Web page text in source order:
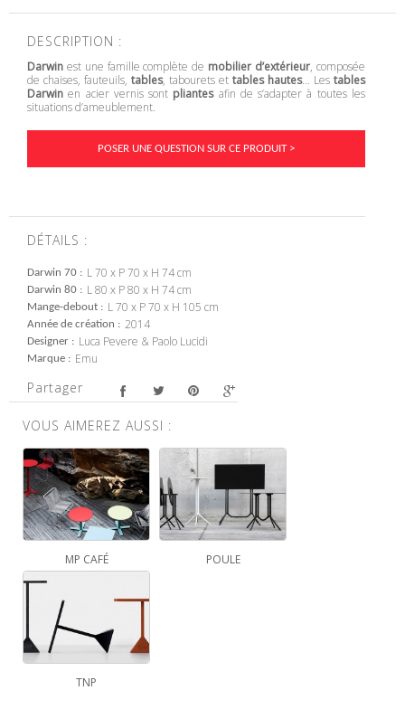
DESCRIPTION :
Darwin est une famille complète de mobilier d’extérieur, composée
de chaises, fauteuils, tables, tabourets et tables hautes… Les tables
Darwin en acier vernis sont pliantesafin de s’adapter à toutes les
situations d’ameublement.
POSER UNE QUESTION SUR CE PRODUIT >
DÉTAILS :
Darwin 70 L 70 x P 70 x H 74 cm
Darwin 80 L 80 x P 80 x H 74 cm
Mange-debout L 70 x P 70 x H 105 cm
Année de création 2014
Designer Luca Pevere & Paolo Lucidi
Marque Emu
Partager
VOUS AIMEREZ AUSSI :
MP CAFÉ POULE
TNP